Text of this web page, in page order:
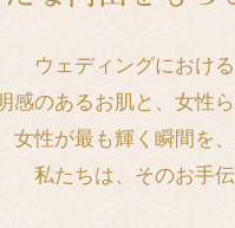
ウェディングにおけ
感のあるお肌と、女性
女性が最も輝く瞬間を
私たちは、そのお手